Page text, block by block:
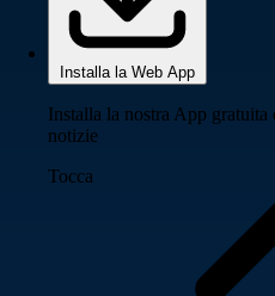
Installa la Web App
Installa la nostra App
notizie
Tocca